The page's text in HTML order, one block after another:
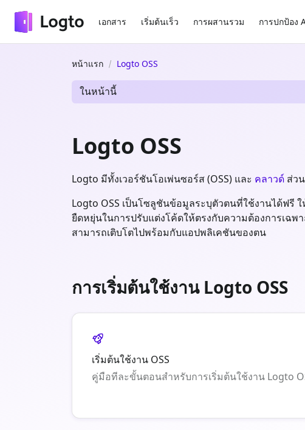
เอกสาร เริ่มต้นเร็ว การผสานรวม การปกป้อง
หน้าแรก Logto OSS
ในหน้านี้
Logto OSS
Logto มีทั้งเวอร์ชันโอเพ่นซอร์ส (OSS) และ คลาวด์ ส่ว
Logto OSS เป็นโซลูชันข้อมูลระบุตัวตนที่ใช้งานได้ฟ
ยืดหยุ่นในการปรับแต่งโค้ดให้ตรงกับความต้องการเฉ
สามารถเติบโตไปพร้อมกับแอปพลิเคชันของตน
การเริ่มต้นใช้งาน Logto OSS
เริ่มต้นใช้งาน OSS
คู่มือทีละขั้นตอนสำหรับการเริ่มต้นใช้งาน Logto